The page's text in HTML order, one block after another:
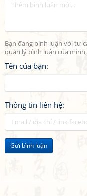
Bạn đang bình luận với tư
quản lý bình luận của
Tên của bạn:
Thông tin liên hệ:
Gửi bình luận